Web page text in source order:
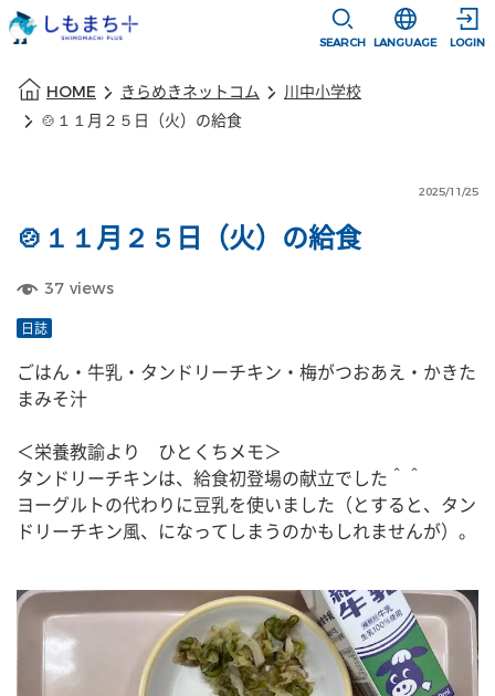
SEARCH
選択すると言
LANGUAGE LOGIN
HOME きらめきネットコム
川中小学校
🍲１１月２５日（火）の給食
2025/11/25
🍲１１月２５日（火）の給食
37 views
日誌
ごはん・牛乳・タンドリーチキン・梅がつおあえ・かきた
まみそ汁
＜栄養教諭より　ひとくちメモ＞
タンドリーチキンは、給食初登場の献立でした＾＾
ヨーグルトの代わりに豆乳を使いました（とすると、タン
ドリーチキン風、になってしまうのかもしれませんが）。